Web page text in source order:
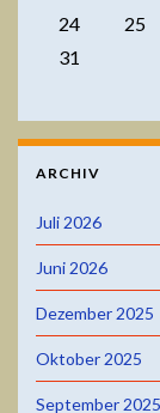
24
25
31
ARCHIV
Juli 2026
Juni 2026
Dezember 2025
Oktober 2025
September 2025